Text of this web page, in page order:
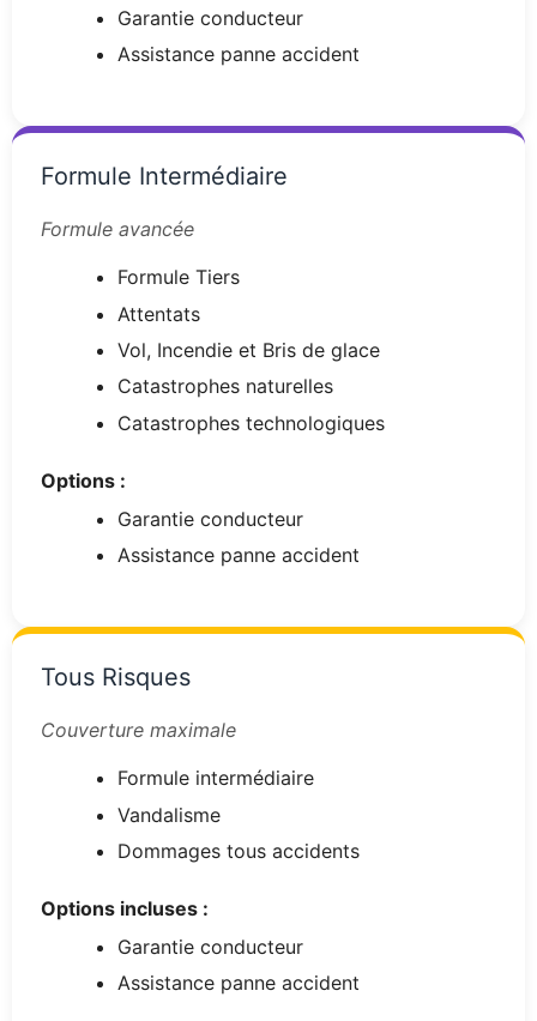
Garantie conducteur
Assistance panne accident
Formule Intermédiaire
Formule avancée
Formule Tiers
Attentats
Vol, Incendie et Bris de glace
Catastrophes naturelles
Catastrophes technologiques
Options :
Garantie conducteur
Assistance panne accident
Tous Risques
Couverture maximale
Formule intermédiaire
Vandalisme
Dommages tous accidents
Options incluses :
Garantie conducteur
Assistance panne accident